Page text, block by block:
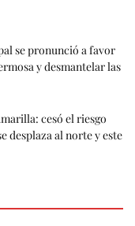
se pronunció a favor
y desmantelar las
cesó el riesgo
desplaza al norte y este